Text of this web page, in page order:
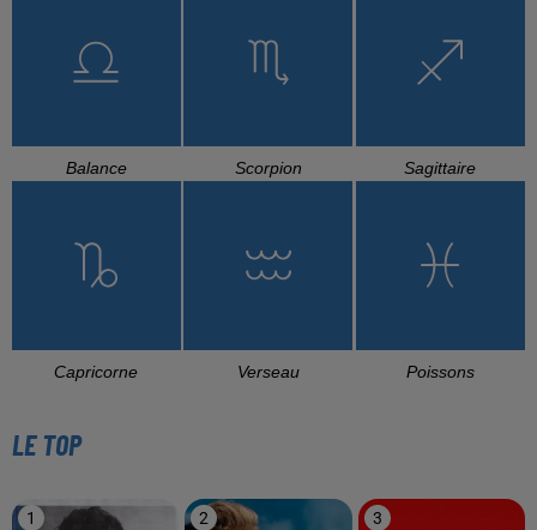
Balance Scorpion Sagittaire
Capricorne Verseau Poissons
LE TOP
1 2 3